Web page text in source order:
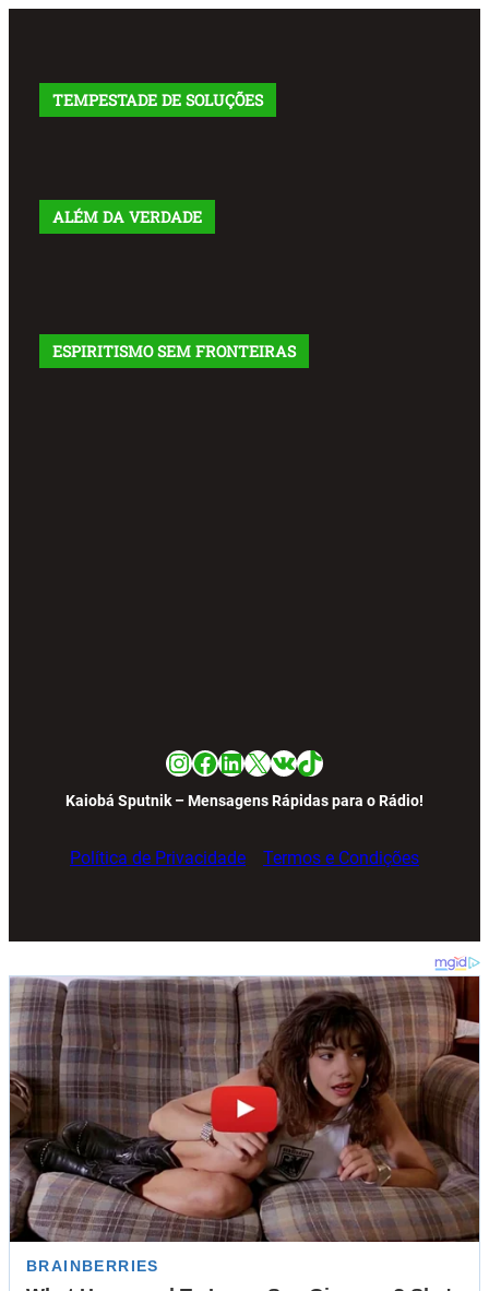
TEMPESTADE DE SOLUÇÕES
ALÉM DA VERDADE
ESPIRITISMO SEM FRONTEIRAS
Instagram
Facebook
LinkedIn
X VKTikTok
Kaiobá Sputnik – Mensagens Rápidas para o Rádio!
Política de Privacidade Termos e Condições